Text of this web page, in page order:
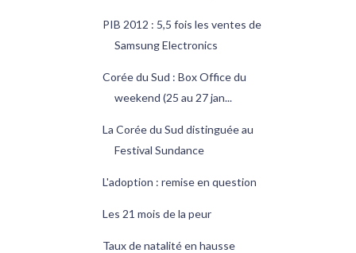
PIB 2012 : 5,5 fois les ventes de
Samsung Electronics
Corée du Sud : Box Office du
weekend (25 au 27 jan...
La Corée du Sud distinguée au
Festival Sundance
L'adoption : remise en question
Les 21 mois de la peur
Taux de natalité en hausse